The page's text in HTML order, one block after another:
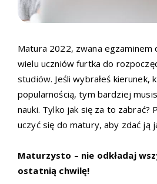
Matura 2022, zwana egzaminem
wielu uczniów furtka do
studiów. Jeśli wybrałeś kierunek,
popularnością, tym bardziej
nauki. Tylko jak się za to zabrać?
uczyć się do matury, aby zdać ją
Maturzysto – nie odkładaj
ostatnią chwilę!